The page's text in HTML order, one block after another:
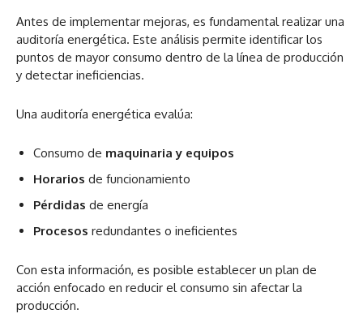
Antes de implementar mejoras, es fundamental realizar una
auditoría energética. Este análisis permite identificar los
puntos de mayor consumo dentro de la línea de producción
y detectar ineficiencias.
Una auditoría energética evalúa:
Consumo de maquinaria y equipos
Horarios de funcionamiento
Pérdidas de energía
Procesos redundantes o ineficientes
Con esta información, es posible establecer un plan de
acción enfocado en reducir el consumo sin afectar la
producción.